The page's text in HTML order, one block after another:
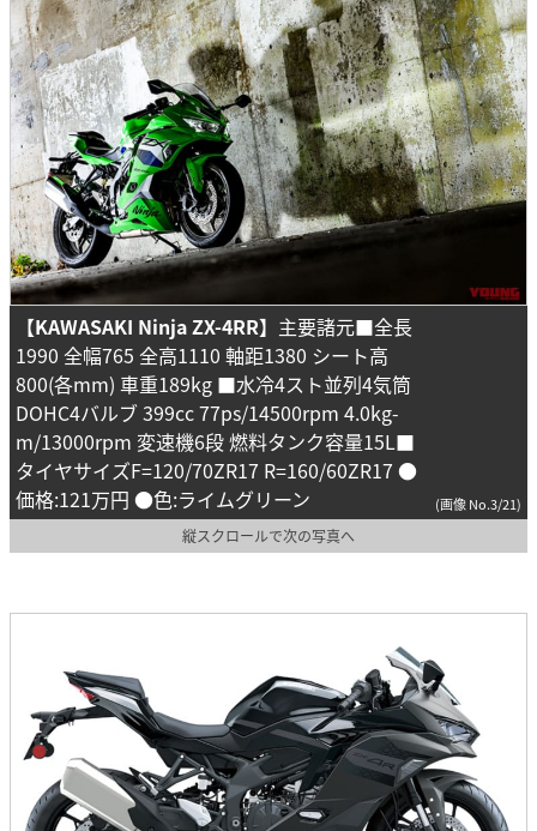
【KAWASAKI Ninja ZX-4RR】 主要諸元■全長
1990 全幅765 全高1110 軸距1380 シート高
800(各mm) 車重189kg ■水冷4スト並列4気筒
DOHC4バルブ 399cc 77ps/14500rpm 4.0kg-
m/13000rpm 変速機6段 燃料タンク容量15L■
タイヤサイズF=120/70ZR17 R=160/60ZR17 ●
価格:121万円 ●色:ライムグリーン
(画像 No.3/21)
縦スクロールで次の写真へ